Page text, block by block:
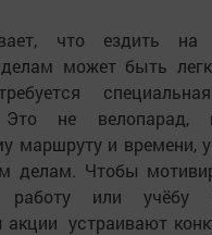
что ездить на
может быть
Это не велопарад,
маршруту и времени,
делам. Чтобы
работу или учёбу
акции устраивают